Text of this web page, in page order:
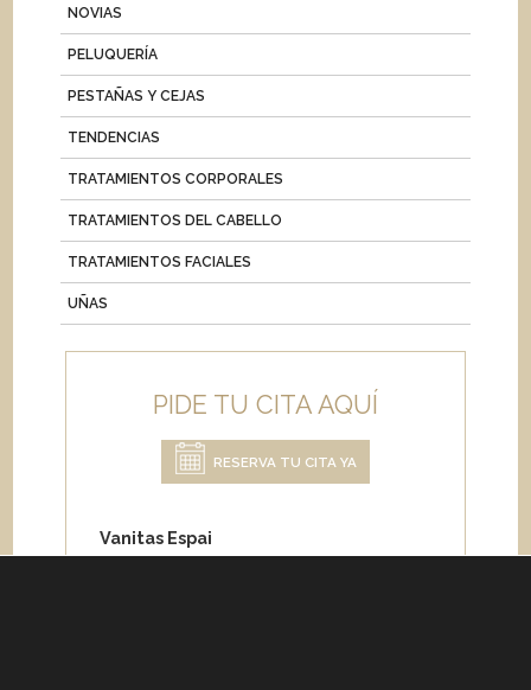
NOVIAS
PELUQUERÍA
PESTAÑAS Y CEJAS
TENDENCIAS
TRATAMIENTOS CORPORALES
TRATAMIENTOS DEL CABELLO
TRATAMIENTOS FACIALES
UÑAS
PIDE TU CITA AQUÍ
RESERVA TU CITA YA
Vanitas Espai
Carrer de Paris 204